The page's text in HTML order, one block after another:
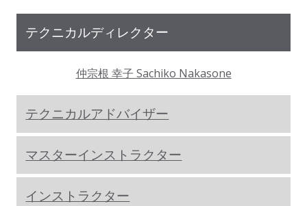
テクニカルディレクター
仲宗根 幸子 Sachiko Nakasone
テクニカルアドバイザー
マスターインストラクター
インストラクター